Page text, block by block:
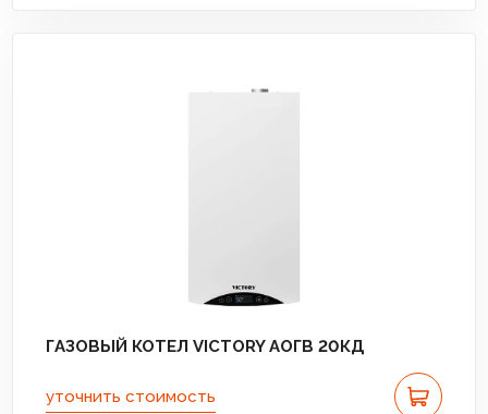
ГАЗОВЫЙ КОТЕЛ VICTORY АОГВ 20КД
уточнить стоимость